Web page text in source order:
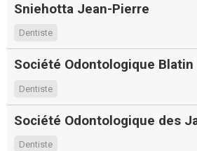
Sniehotta Jean-Pierre
Dentiste
Société Odontologique Blatin
Dentiste
Société Odontologique des
Dentiste